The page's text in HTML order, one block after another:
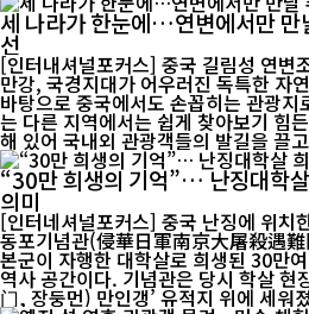
세 나라가 한눈에…연변에서만 만
선
[인터내셔널포커스] 중국 길림성 연변
만강, 국경지대가 어우러진 독특한 자
바탕으로 중국에서도 손꼽히는 관광
는 다른 지역에서는 쉽게 찾아보기 힘
“30만 희생의 기억”… 난징대학
의미
[인터네셔널포커스] 중국 난징에 위치
동포기념관(侵華日軍南京大屠殺遇
본군이 자행한 대학살로 희생된 30만
역사 공간이다. 기념관은 당시 학살 현
门, 장둥먼) 만인갱’ 유적지 위에 세워